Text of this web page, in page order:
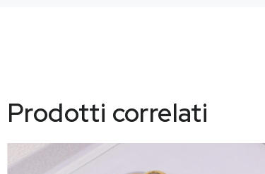
Prodotti correlati